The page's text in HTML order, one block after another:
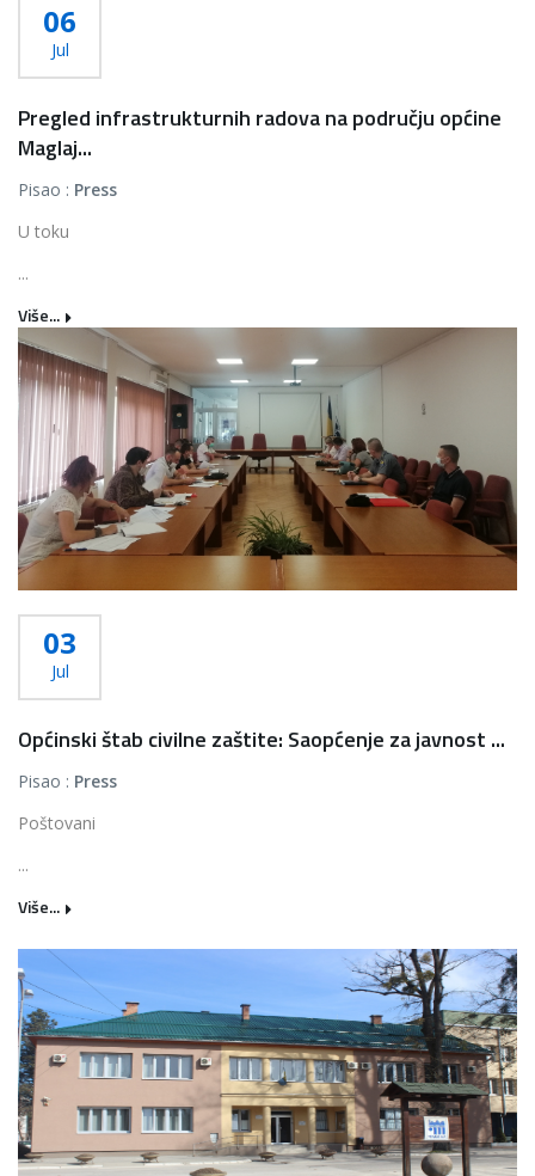
06
Jul
Pregled infrastrukturnih radova na području općine
Maglaj...
Pisao : Press
U toku
...
Više...
03
Jul
Općinski štab civilne zaštite: Saopćenje za javnost ...
Pisao : Press
Poštovani
...
Više...